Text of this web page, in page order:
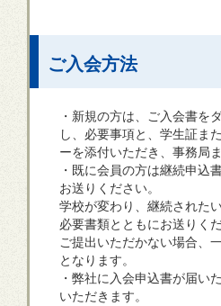
ご入会方法
・新規の方は、ご入会書を
し、必要事項と、学生証ま
ーを添付いただき、事務局
・既に会員の方は継続申込
お送りください。
学校が変わり、継続された
必要書類とともにお送りくだ
ご提出いただかない場合、
となります。
・弊社に入会申込書が届い
いただきます。